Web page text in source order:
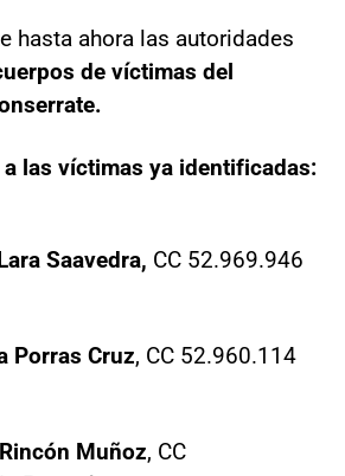
hasta ahora las autoridades
de víctimas del
las víctimas ya identificadas:
Saavedra, CC 52.969.946
Porras Cruz, CC 52.960.114
Muñoz, CC